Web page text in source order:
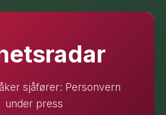
sjåfører: Personvern
under press